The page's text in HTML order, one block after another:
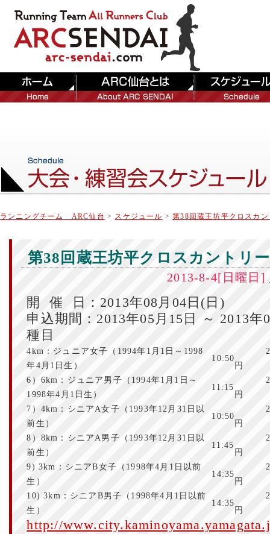
ランニングチーム ARC仙台 > スケジュール >第38回蔵王坊平クロスカ
第38回蔵王坊平クロスカントリ
2013-8-4[日曜日]
開 催 日：2013年08月04日(日)
申込期間：2013年05月15日 ～ 2013年
種目
4km：ジュニア女子（1994年1月1日～1998
年4月1日生）
10:50
6）6km：ジュニア男子（1994年1月1日～
1998年4月1日生）
11:15
7）4km：シニアA女子（1993年12月31日以
前生）
10:50
8）8km：シニアA男子（1993年12月31日以
前生）
11:45
9) 3km：シニアB女子（1998年4月1日以前
生）
14:35
10) 3km：シニアB男子（1998年4月1日以前
生）
14:35
http://